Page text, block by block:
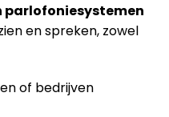
parlofoniesystemen
en spreken, zowel
of bedrijven